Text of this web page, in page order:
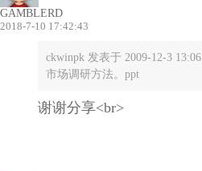
GAMBLERD
2018-7-10 17:42:43
ckwinpk 发表于 2009-12-3 13:06
市场调研方法。ppt
谢谢分享<br>